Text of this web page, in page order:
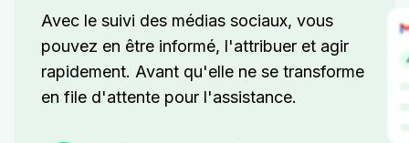
Avec le suivi des médias sociaux, vous
pouvez en être informé, l'attribuer et agir
rapidement. Avant qu'elle ne se transforme
en file d'attente pour l'assistance.